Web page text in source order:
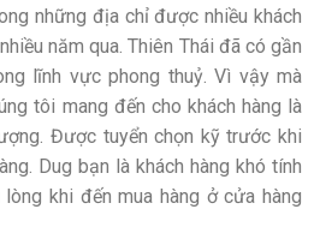
những địa chỉ được nhiều khách
năm qua. Thiên Thái đã có gần
lĩnh vực phong thuỷ. Vì vậy mà
tôi mang đến cho khách hàng là
Được tuyển chọn kỹ trước khi
Dug bạn là khách hàng khó tính
khi đến mua hàng ở cửa hàng